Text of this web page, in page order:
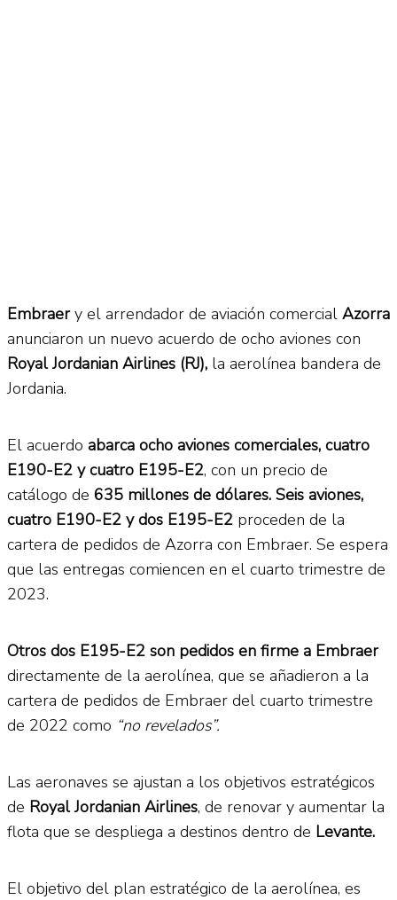
Embraery el arrendador de aviación comercial Azorra
anunciaron un nuevo acuerdo de ocho aviones con
Royal Jordanian Airlines (RJ), la aerolínea bandera de
Jordania.
El acuerdo abarca ocho aviones comerciales, cuatro
E190-E2 y cuatro E195-E2, con un precio de
catálogo de 635 millones de dólares. Seis aviones,
cuatro E190-E2 y dos E195-E2 proceden de la
cartera de pedidos de Azorra con Embraer. Se espera
que las entregas comiencen en el cuarto trimestre de
2023.
Otros dos E195-E2 son pedidos en firme a Embraer
directamente de la aerolínea, que se añadieron a la
cartera de pedidos de Embraer del cuarto trimestre
de 2022 como “no revelados”.
Las aeronaves se ajustan a los objetivos estratégicos
de Royal Jordanian Airlines, de renovar y aumentar la
flota que se despliega a destinos dentro de Levante.
El objetivo del plan estratégico de la aerolínea, es